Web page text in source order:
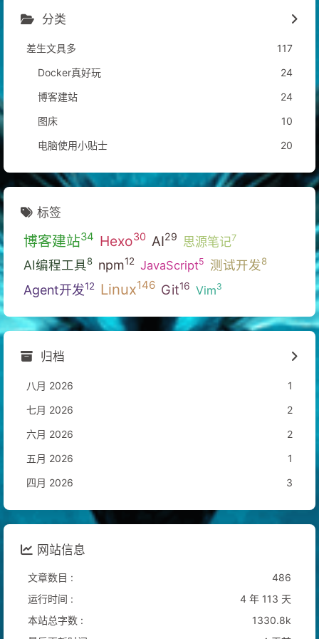
分类
差生文具多
117
Docker真好玩
24
博客建站
24
图床
10
电脑使用小贴士
20
标签
博客建站34 Hexo30 AI29 思源笔记7
AI编程工具8 npm12 JavaScript5 测试开发8
Agent开发12 Linux146 Git16 Vim3
归档
八月 2026
1
七月 2026
2
六月 2026
2
五月 2026
1
四月 2026
3
网站信息
文章数目 :
486
运行时间 :
4 年 113 天
本站总字数 :
1330.8k